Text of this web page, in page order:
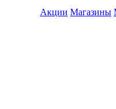
Акции Магазины